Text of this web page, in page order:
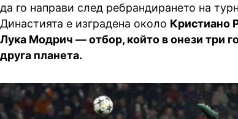
да го направи след ребрандирането на
Династията е изградена около Кристиано
Лука Модрич — отбор, който в онези три
друга планета.